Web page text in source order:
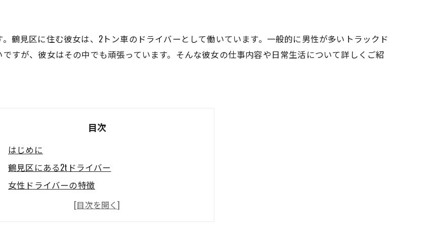
鶴見区に住む彼女は、2トン車のドライバーとして働いています。一般的に男性が多いトラックド
すが、彼女はその中でも頑張っています。そんな彼女の仕事内容や日常生活について詳しくご紹
目次
はじめに
鶴見区にある2tドライバー
女性ドライバーの特徴